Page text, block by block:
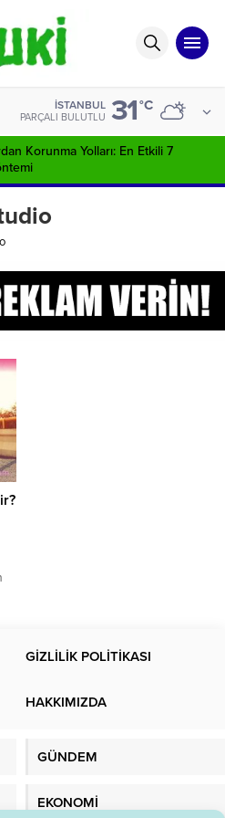
İSTANBUL
PARÇALI BULUTLU 31°C
Korunma Yolları: En Etkili 7
GİZLİLİK POLİTİKASI
HAKKIMIZDA
GÜNDEM
EKONOMİ